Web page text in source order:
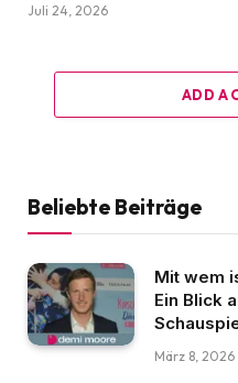
Juli 24, 2026
ADD A
Beliebte Beiträge
Mit wem
Ein Blick
März 8, 2026